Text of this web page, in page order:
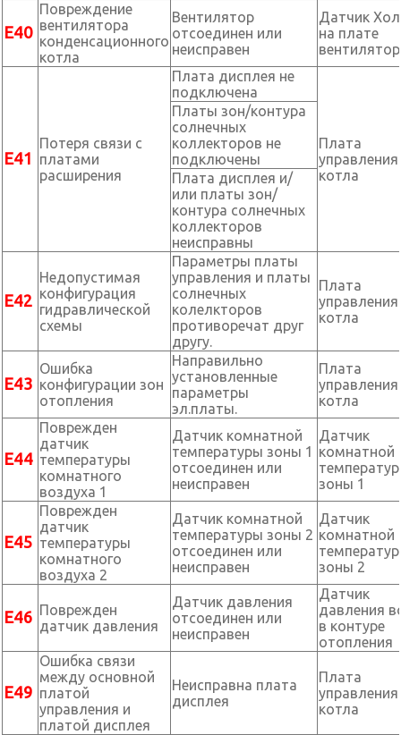
Е40
Повреждение
вентилятора
конденсационного
котла
Вентилятор
отсоединен или
неисправен
Датчик
на плате
Е41
Потеря связи с
платами
расширения
Плата дисплея не
подключена
Плата
управления
котла
Платы зон/контура
солнечных
коллекторов не
подключены
Плата дисплея и/
или платы зон/
контура солнечных
коллекторов
неисправны
Е42
Недопустимая
конфигурация
гидравлической
схемы
Параметры платы
управления и платы
солнечных
колелкторов
противоречат друг
другу.
Плата
управления
котла
Е43
Ошибка
конфигурации зон
отопления
Направильно
установленные
параметры
эл.платы.
Плата
управления
котла
Е44
Поврежден
датчик
температуры
комнатного
воздуха 1
Датчик комнатной
температуры зоны 1
отсоединен или
неисправен
Датчик
комнатной
зоны 1
Е45
Поврежден
датчик
температуры
комнатного
воздуха 2
Датчик комнатной
температуры зоны 2
отсоединен или
неисправен
Датчик
комнатной
зоны 2
Е46 Поврежден
датчик давления
Датчик давления
отсоединен или
неисправен
Датчик
давления
в контуре
отопления
Е49
Ошибка связи
между основной
платой
управления и
платой дисплея
Неисправна плата
дисплея
Плата
управления
котла